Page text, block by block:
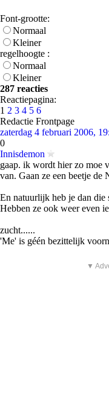
Font-grootte:
Normaal
Kleiner
regelhoogte :
Normaal
Kleiner
287 reacties
Reactiepagina:
1 2 3 4 5 6
Redactie Frontpage
zaterdag 4 februari 2006,
0
Innisdemon
gaap. ik wordt hier zo moe
van. Gaan ze een beetje de
En natuurlijk heb je dan
Hebben ze ook weer even
zucht......
'Me' is géén bezittelijk
▼